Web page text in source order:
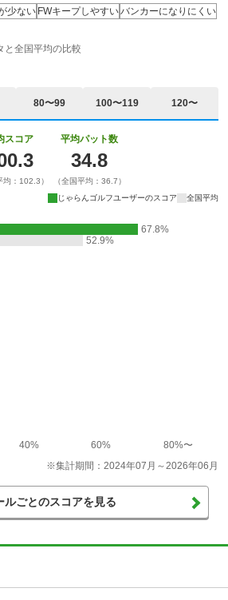
少ない FWキープしやすいバンカーになりにくい
全国平均の比較
80〜99 100〜119 120〜
スコア
均：102.3）
平均パット数
34.8
（全国平均：36.7）
じゃらんゴルフユーザーのスコア
全国平均
67.8%
52.9%
40% 60%
80%〜
※集計期間：2024年07月～2026年06月
ルごとのスコアを見る